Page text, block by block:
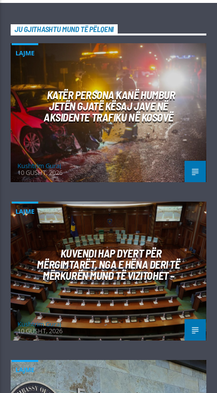
JU GJITHASHTU MUND TË PËLQENI
LAJME
KATËR PERSONA KANË HUMBUR
JETËN GJATË KËSAJ JAVE NË
AKSIDENTE TRAFIKU NË KOSOVË
Kushtrim Guraj
10 GUSHT, 2026
LAJME
KUVENDI HAP DYERT PËR
MËRGIMTARËT, NGA E HËNA DERI TË
MËRKURËN MUND TË VIZITOHET –
Kushtrim Guraj
10 GUSHT, 2026
LAJME